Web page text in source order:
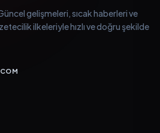
gelişmeleri, sıcak haberleri ve
ilkeleriyle hızlı ve doğru şekilde